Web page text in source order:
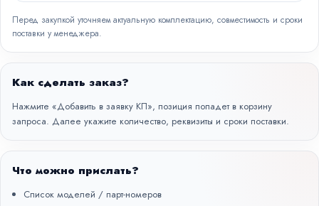
Перед закупкой уточняем актуальную комплектацию, совместимость и сроки
поставки у менеджера.
Как сделать заказ?
Нажмите «Добавить в заявку КП», позиция попадет в корзину
запроса. Далее укажите количество, реквизиты и сроки поставки.
Что можно прислать?
Список моделей / парт-номеров